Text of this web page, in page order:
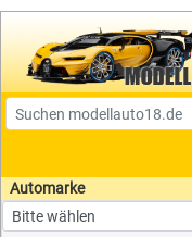
Automarke